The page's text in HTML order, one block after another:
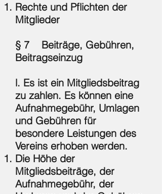
Rechte und Pflichten der
Mitglieder
§ 7 Beiträge, Gebühren,
Beitragseinzug
l. Es ist ein Mitgliedsbeitrag
zu zahlen. Es können eine
Aufnahmegebühr, Umlagen
und Gebühren für
besondere Leistungen des
Vereins erhoben werden.
Die Höhe der
Mitgliedsbeiträge, der
Aufnahmegebühr, der